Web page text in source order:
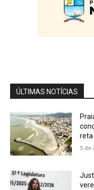
Mind
03:12
Cobertura
ÚLTIMAS NOTÍCIAS
reta
5 de